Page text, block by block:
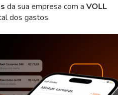
da sua empresa com a VOLL
dos gastos.